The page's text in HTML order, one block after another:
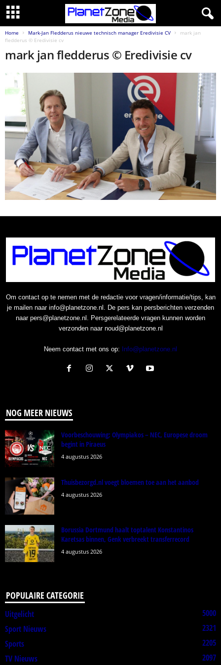
Home Mark-Jan Fledderus nieuwe technisch manager Eredivisie CV
mark jan
fledderus © Eredivisie cv
mark jan fledderus © Eredivisie cv
Om contact op te nemen met de redactie voor vragen/informatie/tips, kan
je mailen naar info@planetzone.nl. De pers kan persberichten verzenden
naar pers@planetzone.nl. Persgerelateerde vragen kunnen worden
verzonden naar noud@planetzone.nl
Neem contact met ons op: Info@planetzone.nl
NOG MEER NIEUWS
Voorbeschouwing: Olympiakos – NEC, Europese droom
begint in Piraeus
4 augustus 2026
Thuisbezorgd.nl voegt bloemen toe aan het aanbod
4 augustus 2026
Borussia Dortmund haalt toptalent Konstantinos
Karetsas binnen, Genk verbreekt transferrecord
4 augustus 2026
POPULAIRE CATEGORIE
Uitgelicht
5000
Sport Nieuws
2321
Sports
2205
TV Nieuws
2097